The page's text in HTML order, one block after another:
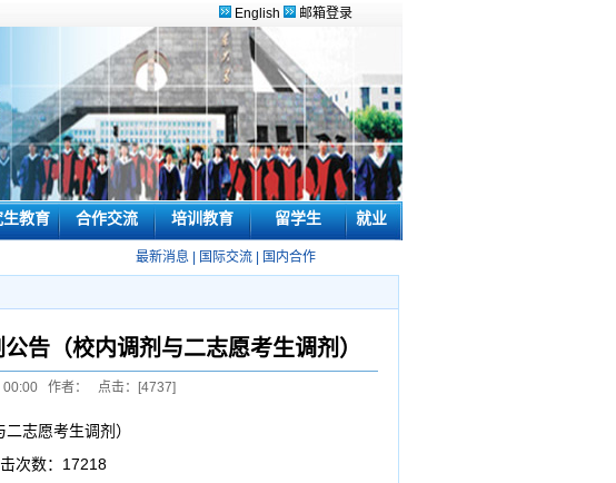
English 邮箱登录
生教育 合作交流 培训教育 留学生 就业
最新消息 国际交流 国内合作
告（校内调剂与二志愿考生调剂）
00:00 作者： 点击：[4737]
志愿考生调剂）
次数：17218